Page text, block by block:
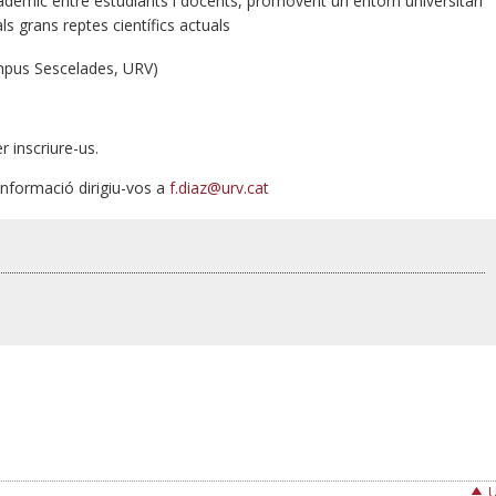
grans reptes científics actuals
Sescelades, URV)
inscriure-us.
dirigiu-vos a f.diaz@urv.cat